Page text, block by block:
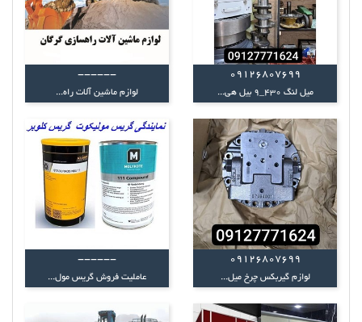
09126807699
میل لنگ 430_9 بیل هی...
------
لوازم ماشین آلات راه...
09126807699
لوازم گیربکس چرخ میل...
------
عاملیت فروش گریس مول...